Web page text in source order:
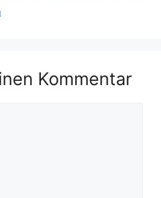
Kommentar